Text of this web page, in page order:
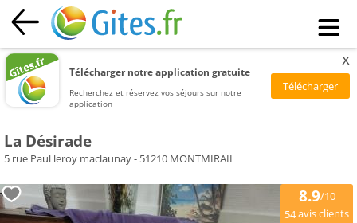
Télécharger notre application gratuite
Recherchez et réservez vos séjours sur notre
application
x
La Désirade
5 rue Paul leroy maclaunay - 51210 MONTMIRAIL
8.9/10
54avis clients